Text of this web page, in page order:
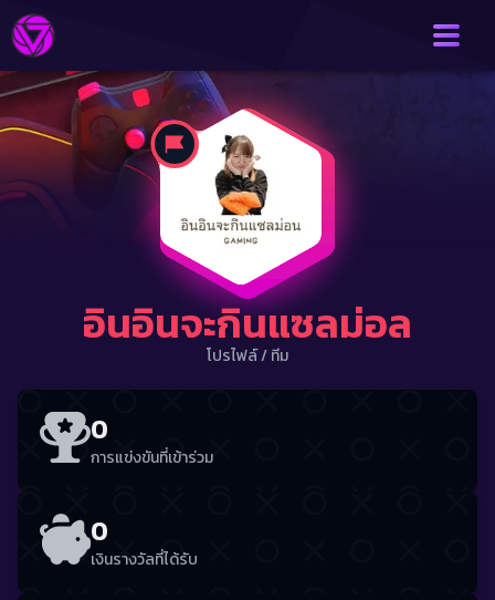
อินอินจะกินแซลม่อล
โปรไฟล์/ทีม
0
การแข่งขันที่เข้าร่วม
0
เงินรางวัลที่ได้รับ